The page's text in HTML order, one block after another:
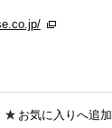
お気に入りへ追加